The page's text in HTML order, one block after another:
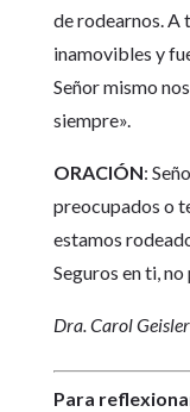
de rodearnos. A
inamovibles y
Señor mismo
siempre».
ORACIÓN:
preocupados o
estamos
Seguros en ti,
Dra. Carol Geisler
Para